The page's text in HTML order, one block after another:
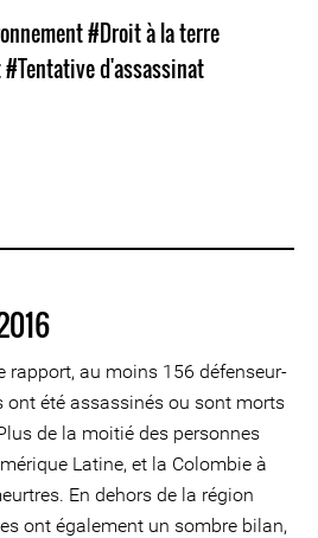
#Droit à la terre
#Tentative d'assassinat
rapport, au moins 156 défenseur-
ont été assassinés ou sont morts
de la moitié des personnes
Latine, et la Colombie à
En dehors de la région
ont également un sombre bilan,